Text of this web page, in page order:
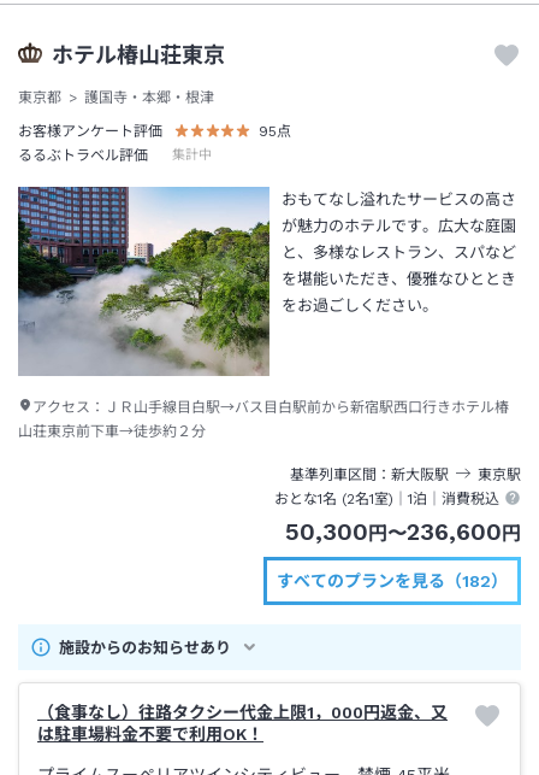
ホテル椿山荘東京
東京都
護国寺・本郷・根津
お客様アンケート評価
95点
るるぶトラベル評価
集計中
おもてなし溢れたサービスの高さ
が魅力のホテルです。広大な庭園
と、多様なレストラン、スパなど
を堪能いただき、優雅なひととき
をお過ごしください。
アクセス： ＪＲ山手線目白駅→バス目白駅前から新宿駅西口行きホテル椿
山荘東京前下車→徒歩約２分
基準列車区間 新大阪駅 東京駅
おとな1名 (2名1室)｜1泊 ｜消費税込
50,300 円 〜236,600 円
すべてのプランを見る（182）
施設からのお知らせあり
（食事なし）往路タクシー代金上限1，000円返金、又
は駐車場料金不要で利用OK！